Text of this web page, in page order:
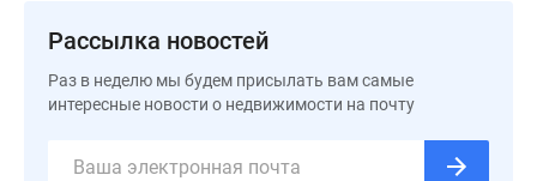
Субсидированная
застройщиком
Рассылка новостей
Раз в неделю мы будем присылать вам самые
интересные новости о недвижимости на почту